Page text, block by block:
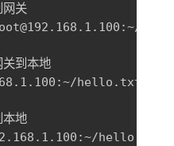
// 目录，从本地到网关
// 单个文件，从网关到本地
hello.txt
// 目录，从网关到本地